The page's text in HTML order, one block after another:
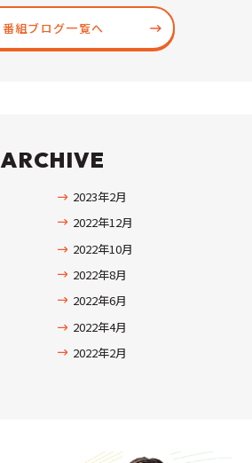
番組ブログ一覧へ
ARCHIVE
2023年2月
2022年12月
2022年10月
2022年8月
2022年6月
2022年4月
2022年2月